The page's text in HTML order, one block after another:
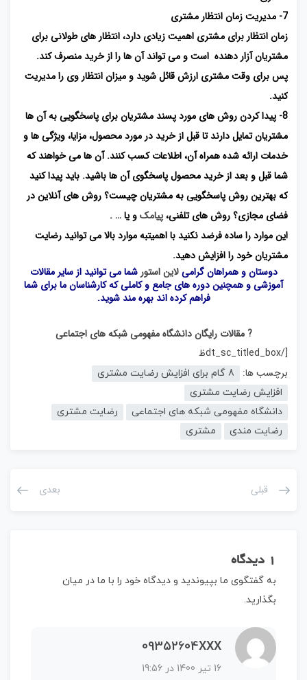
7- مدیریت زمان انتظار مشتری
زمان انتظار برای مشتری اهمیت زیادی دارد، انتظار های طولانی برای
مشتریان آزار دهنده است و می تواند آن ها را از خرید منصرف کند.
پس برای وقت مشتری ارزش قائل شوید و میزان انتظار وی را مدیریت
کنید.
8- پیدا کردن روش های مورد پسند مشتریان برای پاسخگویی به آن ها
مشتریان تمایل دارند تا قبل از خرید در مورد محصول، مزایا، ویژگی ها و
خدمات ارائه شده همراه آن، اطلاعات کسب کنند. آن ها می خواهند که
شما قبل و بعد از خرید محصول پاسخگوی آن ها باشید. باید پیدا کنید
که بهترین روش پاسخگویی به مشتریان چیست؟ روش های آنلاین در
فضای مجازی؟ روش های تلفنی،پیامکو یا … .
این موارد را ساده فرضد نکنید با اهمیتبه موارد بالا می توانید رضایت
مشتریان خود را افزایش دهید.
دوستان و همراهان گرامیلاین استور شما می توانید از سایر مقالات
آموزشی و همچنین دوره های جامع و کاملی که کارشناسان ما برای شما
فراهم کرده اند بهره مند شوید.
? مقالات رایگان دانشگاه مفهومی شبکه های اجتماعی
[/dt_sc_titled_boxظ
برچسب ها:
8 گام برای افزایش رضایت مشتری
افزایش رضایت مشتری
دانشگاه مفهومی شبکه های اجتماعی
رضایت مشتری
رضایت مندی
مشتری
قبلی بعدی
1 دیدگاه
به گفتگوی ما بپیوندید و دیدگاه خود را با ما در میان
بگذارید.
09352604XXX
16 تیر 1400 در 19:56